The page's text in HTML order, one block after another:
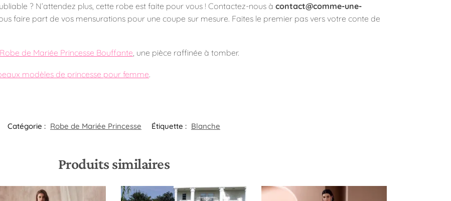
? N’attendez plus, cette robe est faite pour vous ! Contactez-nous à contact@comme-une-
faire part de vos mensurations pour une coupe sur mesure. Faites le premier pas vers votre conte de
de Mariée Princesse Bouffante , une pièce raffinée à tomber.
modèles de princesse pour femme.
Catégorie : Robe de Mariée Princesse Étiquette : Blanche
Produits similaires